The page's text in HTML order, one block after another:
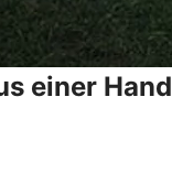
einer Hand